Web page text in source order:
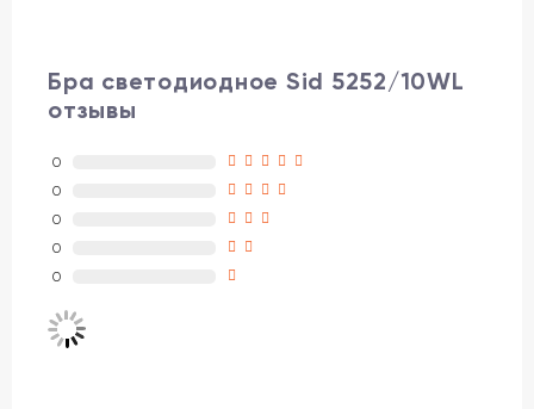
Бра светодиодное Sid 5252/10WL
отзывы
0
0
0
0
0